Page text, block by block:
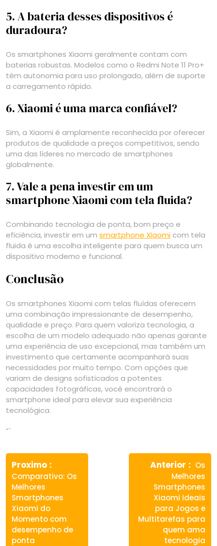
5. A bateria desses dispositivos é
duradoura?
Os smartphones Xiaomi geralmente contam com
baterias robustas. Modelos como o Redmi Note 11 Pro+
têm autonomia para uso prolongado, além de suporte
a carregamento rápido.
6. Xiaomi é uma marca confiável?
Sim, a Xiaomi é amplamente reconhecida por oferecer
produtos de qualidade a preços competitivos, sendo
uma das líderes no mercado de smartphones
globalmente.
7. Vale a pena investir em um
smartphone Xiaomi com tela fluida?
Combinando tecnologia de ponta, bom preço e
eficiência, investir em um smartphone Xiaomi com tela
fluida é uma escolha inteligente para quem busca um
dispositivo moderno e funcional.
Conclusão
Os smartphones Xiaomi com telas fluídas oferecem
uma combinação impressionante de desempenho,
qualidade e preço. Para quem valoriza tecnologia, a
escolha de um modelo adequado não apenas garante
uma experiência de uso excepcional, mas também um
investimento que certamente acompanhará suas
necessidades por muito tempo. Com opções que
variam de designs sofisticados a potentes
capacidades fotográficas, você encontrará o
smartphone ideal para elevar sua experiência
tecnológica.
“`
Navegação
de
Post
Proximo
post:
Comparativo: Os
Melhores
Smartphones
Xiaomi do
Momento com
desempenho de
ponta
Anterior
Next
post:
Os
Melhores
Smartphones
Xiaomi Ideais
para Jogos e
Multitarefas para
quem ama
tecnologia